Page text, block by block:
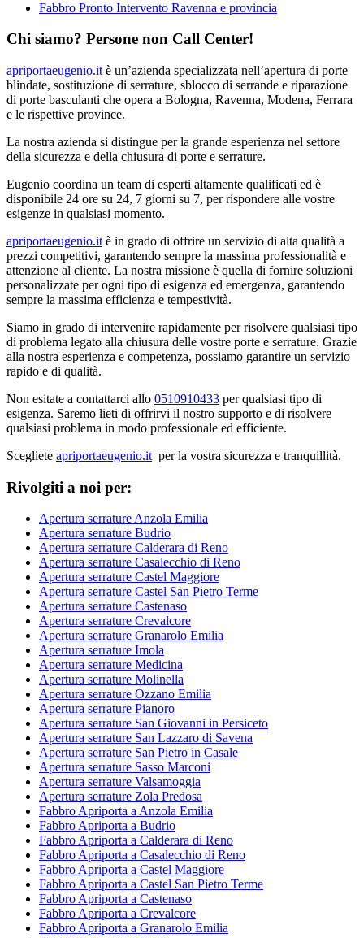
Fabbro Pronto Intervento Ravenna e provincia
Chi siamo? Persone non Call Center!
apriportaeugenio.it è un’azienda specializzata nell’apertura di porte
blindate, sostituzione di serrature, sblocco di serrande e riparazione
di porte basculanti che opera a Bologna, Ravenna, Modena, Ferrara
e le rispettive province.
La nostra azienda si distingue per la grande esperienza nel settore
della sicurezza e della chiusura di porte e serrature.
Eugenio coordina un team di esperti altamente qualificati ed è
disponibile 24 ore su 24, 7 giorni su 7, per rispondere alle vostre
esigenze in qualsiasi momento.
apriportaeugenio.it è in grado di offrire un servizio di alta qualità a
prezzi competitivi, garantendo sempre la massima professionalità e
attenzione al cliente. La nostra missione è quella di fornire soluzioni
personalizzate per ogni tipo di esigenza ed emergenza, garantendo
sempre la massima efficienza e tempestività.
Siamo in grado di intervenire rapidamente per risolvere qualsiasi tipo
di problema legato alla chiusura delle vostre porte e serrature. Grazie
alla nostra esperienza e competenza, possiamo garantire un servizio
rapido e di qualità.
Non esitate a contattarci allo 0510910433 per qualsiasi tipo di
esigenza. Saremo lieti di offrirvi il nostro supporto e di risolvere
qualsiasi problema in modo professionale ed efficiente.
Scegliete apriportaeugenio.it per la vostra sicurezza e tranquillità.
Rivolgiti a noi per:
Apertura serrature Anzola Emilia
Apertura serrature Budrio
Apertura serrature Calderara di Reno
Apertura serrature Casalecchio di Reno
Apertura serrature Castel Maggiore
Apertura serrature Castel San Pietro Terme
Apertura serrature Castenaso
Apertura serrature Crevalcore
Apertura serrature Granarolo Emilia
Apertura serrature Imola
Apertura serrature Medicina
Apertura serrature Molinella
Apertura serrature Ozzano Emilia
Apertura serrature Pianoro
Apertura serrature San Giovanni in Persiceto
Apertura serrature San Lazzaro di Savena
Apertura serrature San Pietro in Casale
Apertura serrature Sasso Marconi
Apertura serrature Valsamoggia
Apertura serrature Zola Predosa
Fabbro Apriporta a Anzola Emilia
Fabbro Apriporta a Budrio
Fabbro Apriporta a Calderara di Reno
Fabbro Apriporta a Casalecchio di Reno
Fabbro Apriporta a Castel Maggiore
Fabbro Apriporta a Castel San Pietro Terme
Fabbro Apriporta a Castenaso
Fabbro Apriporta a Crevalcore
Fabbro Apriporta a Granarolo Emilia